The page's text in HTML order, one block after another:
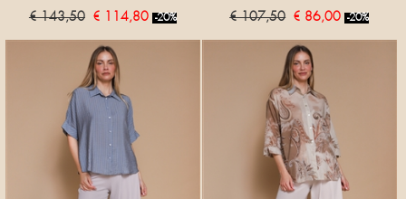
€ 143,50 € 114,80 -20% € 107,50 € 86,00 -20%